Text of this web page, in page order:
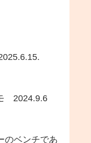
2024.9.6
のベンチであ